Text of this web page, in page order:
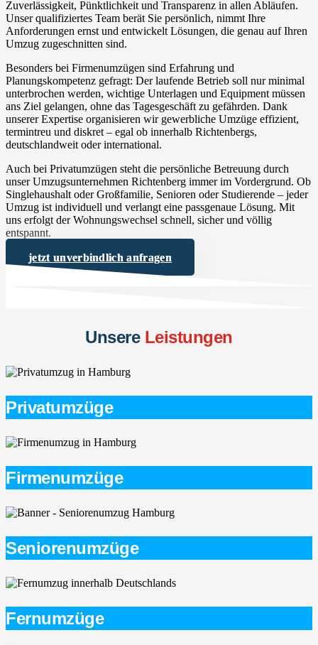
Zuverlässigkeit, Pünktlichkeit und Transparenz in allen Abläufen.
Unser qualifiziertes Team berät Sie persönlich, nimmt Ihre
Anforderungen ernst und entwickelt Lösungen, die genau auf Ihren
Umzug zugeschnitten sind.
Besonders bei Firmenumzügen sind Erfahrung und
Planungskompetenz gefragt: Der laufende Betrieb soll nur minimal
unterbrochen werden, wichtige Unterlagen und Equipment müssen
ans Ziel gelangen, ohne das Tagesgeschäft zu gefährden. Dank
unserer Expertise organisieren wir gewerbliche Umzüge effizient,
termintreu und diskret – egal ob innerhalb Richtenbergs,
deutschlandweit oder international.
Auch bei Privatumzügen steht die persönliche Betreuung durch
unser Umzugsunternehmen Richtenberg immer im Vordergrund. Ob
Singlehaushalt oder Großfamilie, Senioren oder Studierende – jeder
Umzug ist individuell und verlangt eine passgenaue Lösung. Mit
uns erfolgt der Wohnungswechsel schnell, sicher und völlig
entspannt.
jetzt unverbindlich anfragen
UnsereLeistungen
Privatumzüge
Firmenumzüge
Seniorenumzüge
Fernumzüge